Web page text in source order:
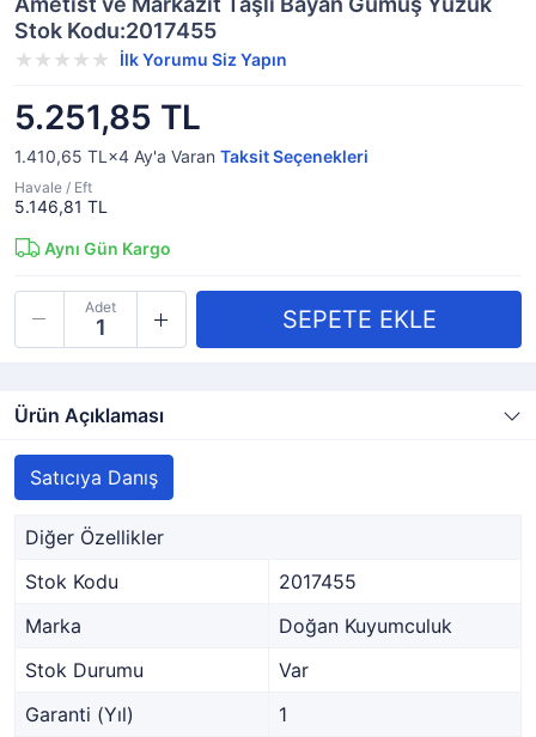
Stok Kodu:2017455
İlk Yorumu Siz Yapın
5.251,85 TL
1.410,65 TL×4 Ay'a Varan Taksit Seçenekleri
Havale / Eft
5.146,81 TL
Aynı Gün Kargo
Adet
Ürün Açıklaması
Satıcıya Danış
Diğer Özellikler
Stok Kodu
2017455
Marka
Doğan Kuyumculuk
Stok Durumu
Var
Garanti (Yıl)
1